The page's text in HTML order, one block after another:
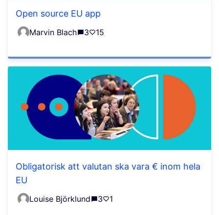
Open source EU app
Marvin Blach 3 15
Obligatorisk att valutan ska vara € inom hela
EU
Louise Björklund 3 1